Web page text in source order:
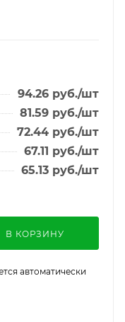
94.26 руб./шт
81.59 руб./шт
72.44 руб./шт
67.11 руб./шт
65.13 руб./шт
В КОРЗИНУ
автоматически